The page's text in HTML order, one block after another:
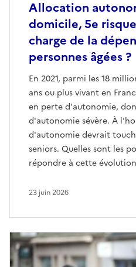
Allocation
domicile, 5e
charge de la
personnes âgées ?
En 2021, parmi les 18
ans ou plus vivant en
en perte d'autonomie,
d'autonomie sévère. À
d'autonomie devrait
seniors. Quelles sont les
répondre à cette
23 juin 2026